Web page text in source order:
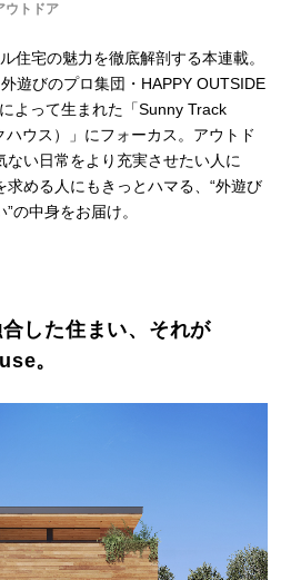
要
企業の
方へ
お問い
合わせ
ウトドア
住宅の魅力を徹底解剖する本連載。
遊びのプロ集団・HAPPY OUTSIDE
よって生まれた「Sunny Track
ウス）」にフォーカス。アウトド
ない日常をより充実させたい人に
求める人にもきっとハマる、“外遊び
の中身をお届け。
した住まい、それが
。